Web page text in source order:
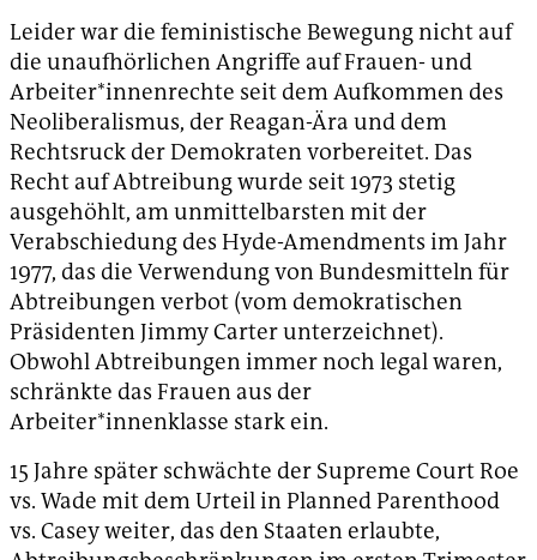
Leider war die feministische Bewegung nicht auf
die unaufhörlichen Angriffe auf Frauen- und
Arbeiter*innenrechte seit dem Aufkommen des
Neoliberalismus, der Reagan-Ära und dem
Rechtsruck der Demokraten vorbereitet. Das
Recht auf Abtreibung wurde seit 1973 stetig
ausgehöhlt, am unmittelbarsten mit der
Verabschiedung des Hyde-Amendments im Jahr
1977, das die Verwendung von Bundesmitteln für
Abtreibungen verbot (vom demokratischen
Präsidenten Jimmy Carter unterzeichnet).
Obwohl Abtreibungen immer noch legal waren,
schränkte das Frauen aus der
Arbeiter*innenklasse stark ein.
15 Jahre später schwächte der Supreme Court Roe
vs. Wade mit dem Urteil in Planned Parenthood
vs. Casey weiter, das den Staaten erlaubte,